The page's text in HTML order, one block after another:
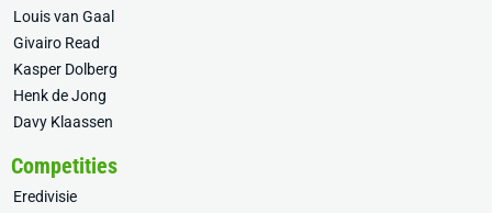
Louis van Gaal
Givairo Read
Kasper Dolberg
Henk de Jong
Davy Klaassen
Competities
Eredivisie